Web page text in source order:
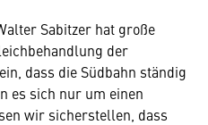
Sabitzer hat große
der
dass die Südbahn ständig
es sich nur um einen
wir sicherstellen, dass